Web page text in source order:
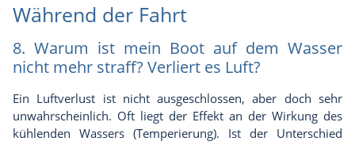
Während der Fahrt
8. Warum ist mein Boot auf dem Wasser
nicht mehr straff? Verliert es Luft?
Ein Luftverlust ist nicht ausgeschlossen, aber doch sehr
unwahrscheinlich. Oft liegt der Effekt an der Wirkung des
kühlenden Wassers (Temperierung). Ist der Unterschied